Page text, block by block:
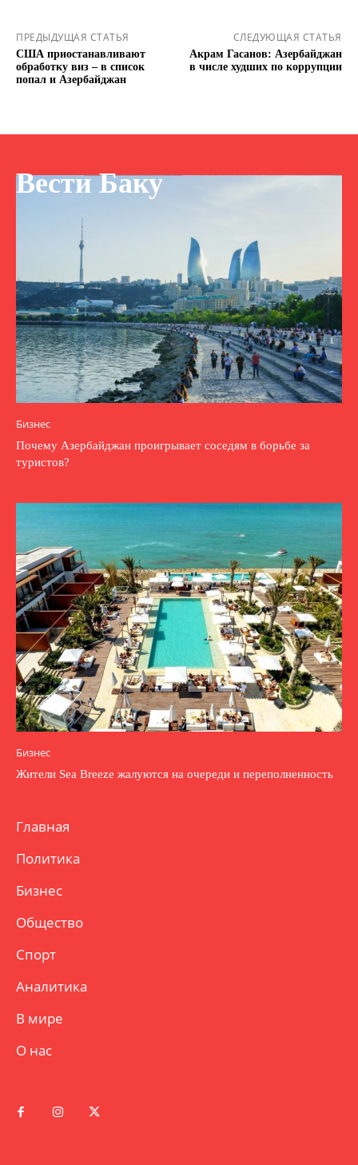
ПРЕДЫДУЩАЯ СТАТЬЯ
США приостанавливают
обработку виз – в список
попал и Азербайджан
СЛЕДУЮЩАЯ СТАТЬЯ
Акрам Гасанов: Азербайджан
в числе худших по коррупции
Вести Баку
Бизнес
Почему Азербайджан проигрывает соседям в борьбе за
туристов?
Бизнес
Жители Sea Breeze жалуются на очереди и переполненность
Главная
Политика
Бизнес
Общество
Спорт
Аналитика
В мире
О нас